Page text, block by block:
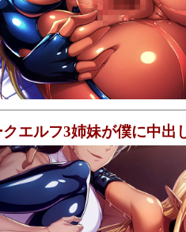
エルフ3姉妹が僕に中出